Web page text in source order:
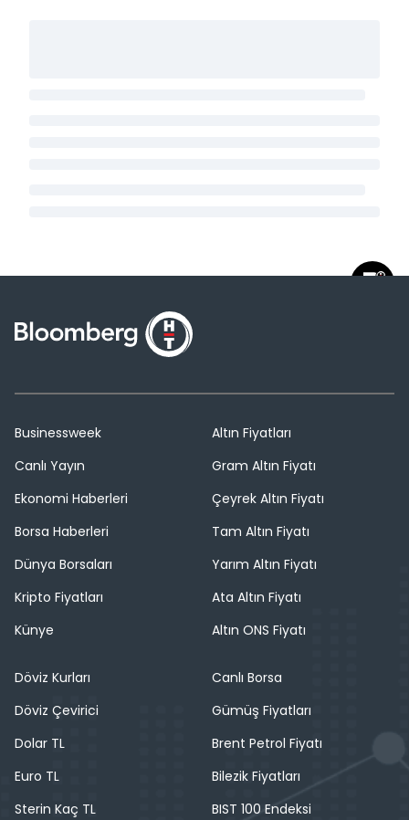
Businessweek
Canlı Yayın
Ekonomi Haberleri
Borsa Haberleri
Dünya Borsaları
Kripto Fiyatları
Künye
Altın Fiyatları
Gram Altın Fiyatı
Çeyrek Altın Fiyatı
Tam Altın Fiyatı
Yarım Altın Fiyatı
Ata Altın Fiyatı
Altın ONS Fiyatı
Döviz Kurları
Döviz Çevirici
Dolar TL
Euro TL
Sterin Kaç TL
Canlı Borsa
Gümüş Fiyatları
Brent Petrol Fiyatı
Bilezik Fiyatları
BIST 100 Endeksi